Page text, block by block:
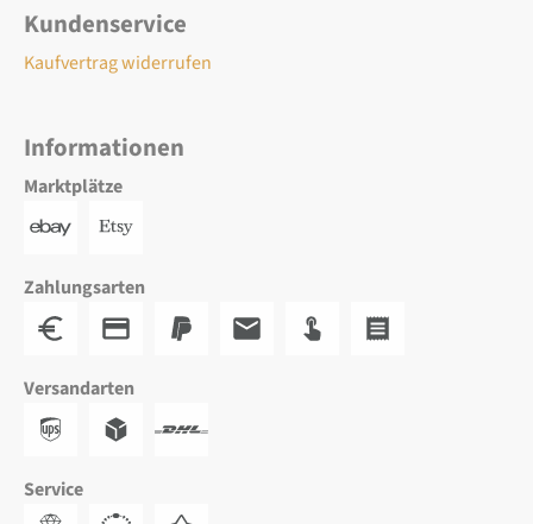
Kundenservice
Kaufvertrag widerrufen
Informationen
Marktplätze
Zahlungsarten
Versandarten
Service